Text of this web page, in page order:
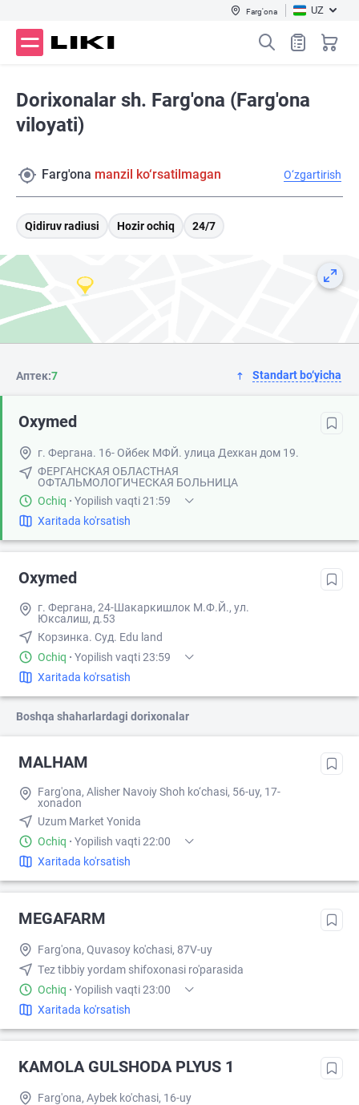
Farg'ona UZ
Dorixonalar sh. Farg'ona (Farg'ona
viloyati)
Farg'ona manzil ko‘rsatilmagan O‘zgartirish
Qidiruv radiusi Hozir ochiq 24/7
Аптек:7 Standart bo‘yicha
Oxymed
г. Фергана. 16- Ойбек МФЙ. улица Дехкан дом 19.
ФЕРГАНСКАЯ ОБЛАСТНАЯ
ОФТАЛЬМОЛОГИЧЕСКАЯ БОЛЬНИЦА
Ochiq · Yopilish vaqti 21:59
Xaritada ko'rsatish
Oxymed
г. Фергана, 24-Шакаркишлок М.Ф.Й., ул.
Юксалиш, д.53
Корзинка. Суд. Edu land
Ochiq · Yopilish vaqti 23:59
Xaritada ko'rsatish
Boshqa shaharlardagi dorixonalar
MALHAM
Farg'ona, Alisher Navoiy Shoh ko‘chasi, 56-uy, 17-
xonadon
Uzum Market Yonida
Ochiq · Yopilish vaqti 22:00
Xaritada ko'rsatish
MEGAFARM
Farg'ona, Quvasoy ko'chasi, 87V-uy
Тez tibbiy yordam shifoxonasi ro'parasida
Ochiq · Yopilish vaqti 23:00
Xaritada ko'rsatish
KAMOLA GULSHODA PLYUS 1
Farg'ona, Aybek ko'chasi, 16-uy